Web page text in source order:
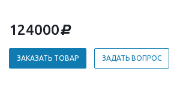
124000d
ЗАКАЗАТЬ ТОВАР ЗАДАТЬ ВОПРОС